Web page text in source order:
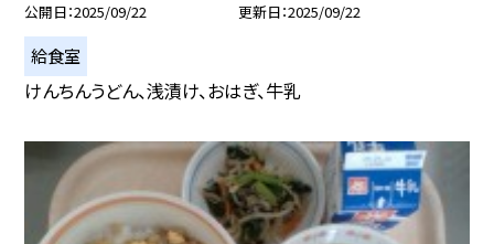
公開日 2025/09/22 更新日 2025/09/22
給食室
けんちんうどん、浅漬け、おはぎ、牛乳